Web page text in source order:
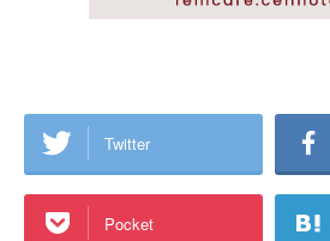
Twitter
Pocket